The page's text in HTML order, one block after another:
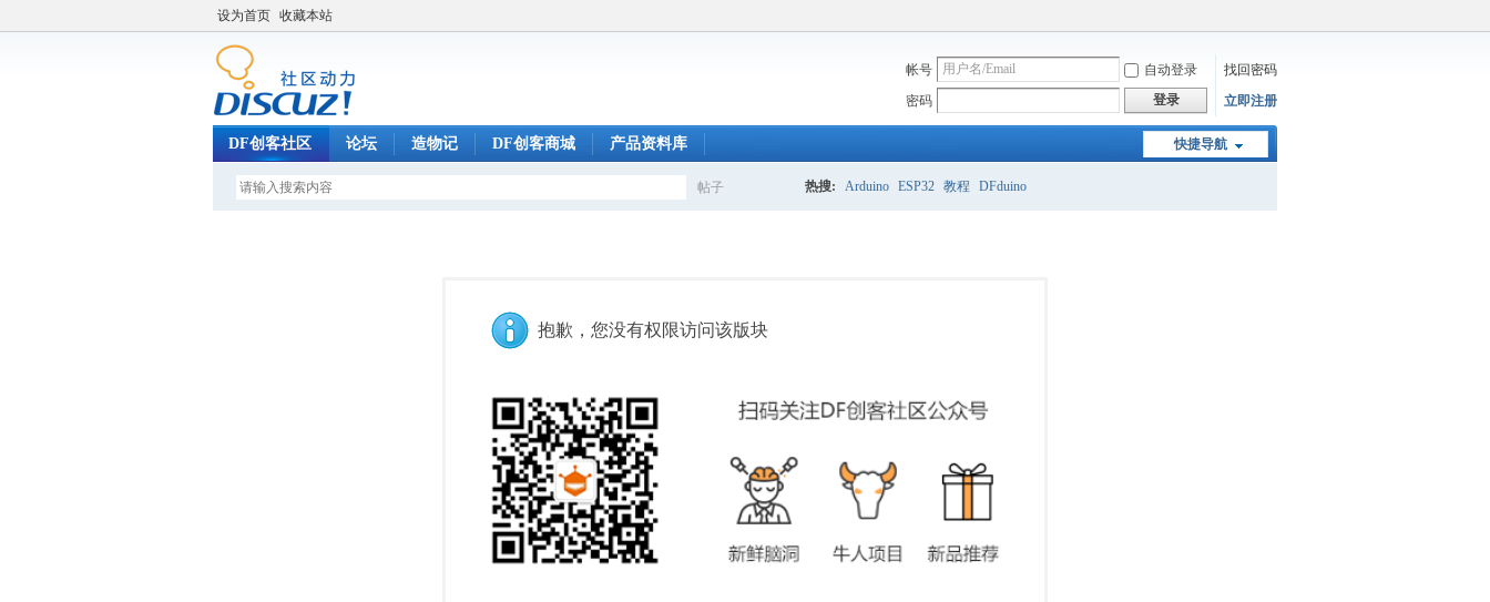
设为首页 收藏本站
帐号 自动登录
找回密码
密码
登录 立即注册
快捷导航
DF创客社区 论坛 造物记 DF创客商城 产品资料库
帖子 热搜: Arduino ESP32 教程 DFduino
抱歉，您没有权限访问该版块